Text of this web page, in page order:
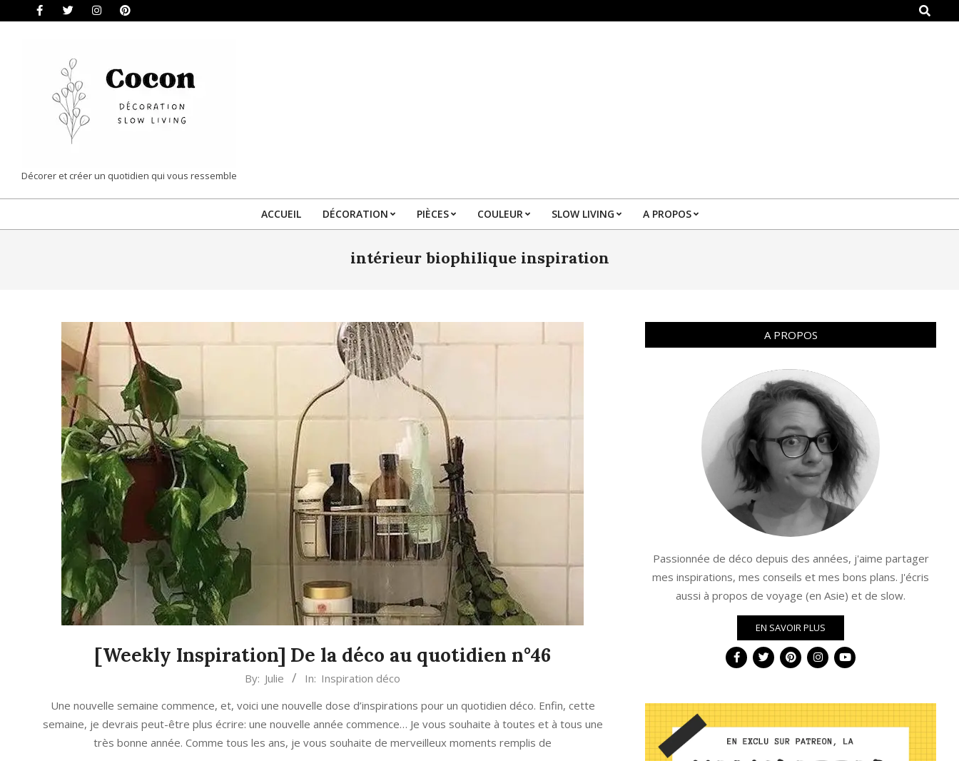
Search
COCON
|
DÉCORATION
Décorer et créer un quotidien qui vous ressemble
Primary
Menu
ACCUEIL DÉCORATION PIÈCES COULEUR SLOW LIVING A PROPOS
intérieur biophilique inspiration
[Weekly Inspiration] De la déco au quotidien n°46
03
By: Julie In: Inspiration déco
Une nouvelle semaine commence, et, voici une nouvelle dose d’inspirations pour un quotidien déco. Enfin, cette
semaine, je devrais peut-être plus écrire: une nouvelle année commence… Je vous souhaite à toutes et à tous une
très bonne année. Comme tous les ans, je vous souhaite de merveilleux moments remplis de
A PROPOS
Passionnée de déco depuis des années, j'aime partager
mes inspirations, mes conseils et mes bons plans. J'écris
aussi à propos de voyage (en Asie) et de slow.
EN SAVOIR PLUS